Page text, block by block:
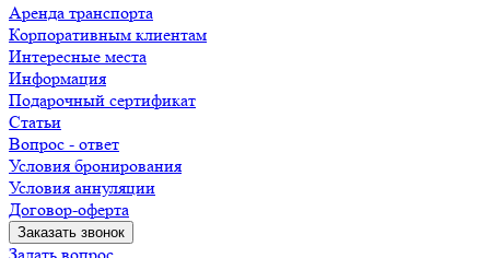
Аренда транспорта
Корпоративным клиентам
Интересные места
Информация
Подарочный сертификат
Статьи
Вопрос - ответ
Условия бронирования
Условия аннуляции
Договор-оферта
Заказать звонок